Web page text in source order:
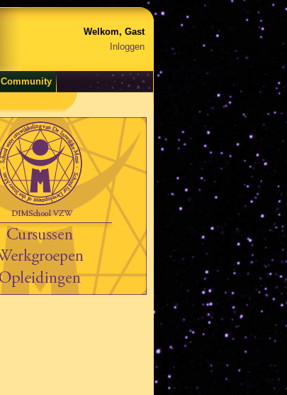
Welkom, Gast
Inloggen
Community